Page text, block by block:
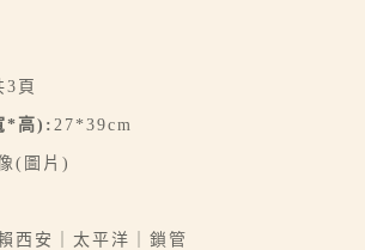
3頁
*高): 27*39cm
(圖片)
西安｜太平洋｜鎖管